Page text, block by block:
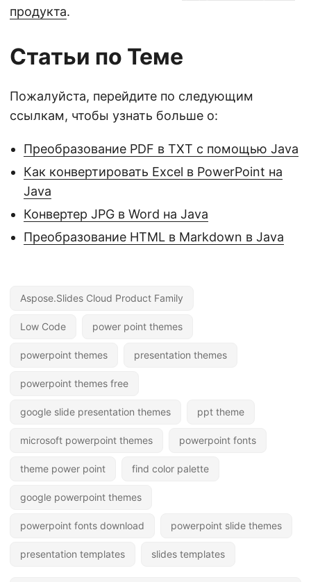
продукта.
Статьи по Теме
Пожалуйста, перейдите по следующим
ссылкам, чтобы узнать больше о:
Преобразование PDF в TXT с помощью Java
Как конвертировать Excel в PowerPoint на
Java
Конвертер JPG в Word на Java
Преобразование HTML в Markdown в Java
Aspose.Slides Cloud Product Family
Low Code power point themes
powerpoint themes presentation themes
powerpoint themes free
google slide presentation themes ppt theme
microsoft powerpoint themes powerpoint fonts
theme power point find color palette
google powerpoint themes
powerpoint fonts download powerpoint slide themes
presentation templates slides templates